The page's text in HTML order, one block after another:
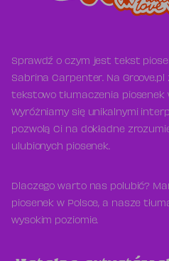
Sprawdź o czym jest tekst
Sabrina Carpenter. Na
tekstowo tłumaczenia piosenek
Wyróżniamy się unikalnymi
pozwolą Ci na dokładne
ulubionych piosenek.
Dlaczego warto nas polubić?
piosenek w Polsce, a nasze
wysokim poziomie.